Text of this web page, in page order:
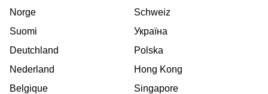
Norge
Suomi
Deutchland
Nederland
Belgique
Schweiz
Україна
Polska
Hong Kong
Singapore